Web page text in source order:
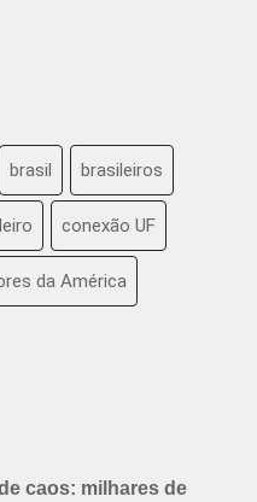
brasil brasileiros
conexão UF
da América
caos: milhares de